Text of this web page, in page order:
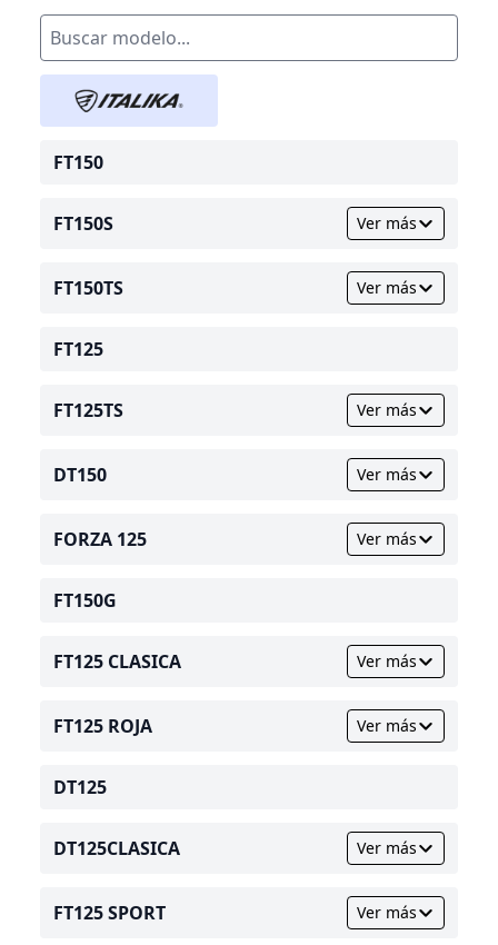
FT150
FT150S Ver más
FT150TS Ver más
FT125
FT125TS Ver más
DT150 Ver más
FORZA 125 Ver más
FT150G
FT125 CLASICA Ver más
FT125 ROJA Ver más
DT125
DT125CLASICA Ver más
FT125 SPORT Ver más